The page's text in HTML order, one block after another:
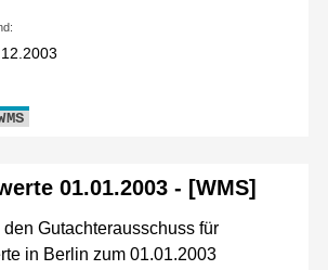
01.01.2003 - [WMS]
den Gutachterausschuss für
in Berlin zum 01.01.2003